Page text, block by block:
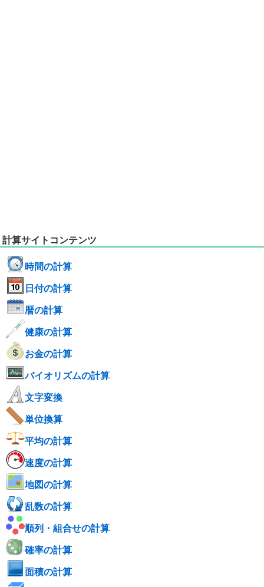
計算サイトコンテンツ
時間の計算
日付の計算
暦の計算
健康の計算
お金の計算
バイオリズムの計算
文字変換
単位換算
平均の計算
速度の計算
地図の計算
乱数の計算
順列・組合せの計算
確率の計算
面積の計算